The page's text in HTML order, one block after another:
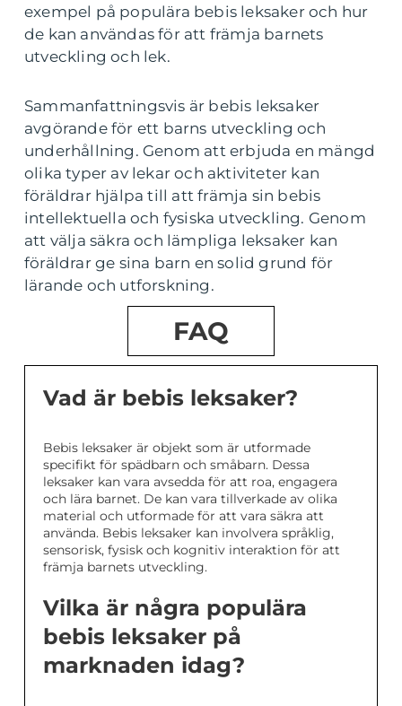
exempel på populära bebis leksaker och hur
de kan användas för att främja barnets
utveckling och lek.
Sammanfattningsvis är bebis leksaker
avgörande för ett barns utveckling och
underhållning. Genom att erbjuda en mängd
olika typer av lekar och aktiviteter kan
föräldrar hjälpa till att främja sin bebis
intellektuella och fysiska utveckling. Genom
att välja säkra och lämpliga leksaker kan
föräldrar ge sina barn en solid grund för
lärande och utforskning.
FAQ
Vad är bebis leksaker?
Bebis leksaker är objekt som är utformade
specifikt för spädbarn och småbarn. Dessa
leksaker kan vara avsedda för att roa, engagera
och lära barnet. De kan vara tillverkade av olika
material och utformade för att vara säkra att
använda. Bebis leksaker kan involvera språklig,
sensorisk, fysisk och kognitiv interaktion för att
främja barnets utveckling.
Vilka är några populära
bebis leksaker på
marknaden idag?